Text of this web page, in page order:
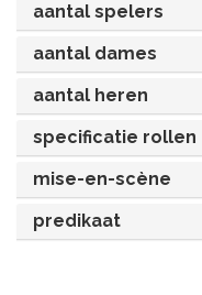
OVERIG (30'-75')
UITGELICHT!
KORT (-30')
OVERIG (30'-75')
UITGELICHT!
JUBILEUMSTUK
MUSICAL
OVERIG
SINTERKLAASTONEEL
KERSTTONEEL
JONGERENTONEEL
JEUGDTONEEL
RECHTEN REGELEN
aantal spelers
aantal dames
aantal heren
specificatie rollen
mise-en-scène
predikaat